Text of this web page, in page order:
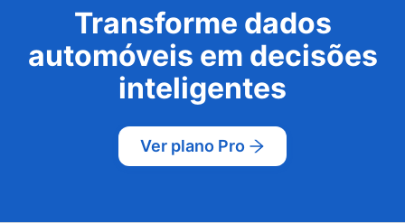
Transforme dados
automóveis em decisões
inteligentes
Ver plano Pro